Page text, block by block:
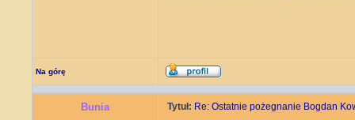
Na górę
Bunia Tytuł: Re: Ostatnie pożegnanie Bogdan